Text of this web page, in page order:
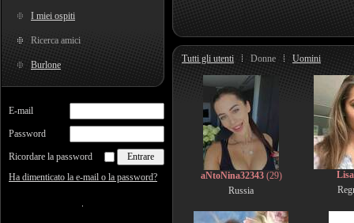
I miei ospiti
Ricerca amici
Burlone
E-mail
Password
Ricordare la password
Ha dimenticato la e-mail o la password?
Tutti gli utenti Donne Uomini
aNtoNina32343(29)
Russia